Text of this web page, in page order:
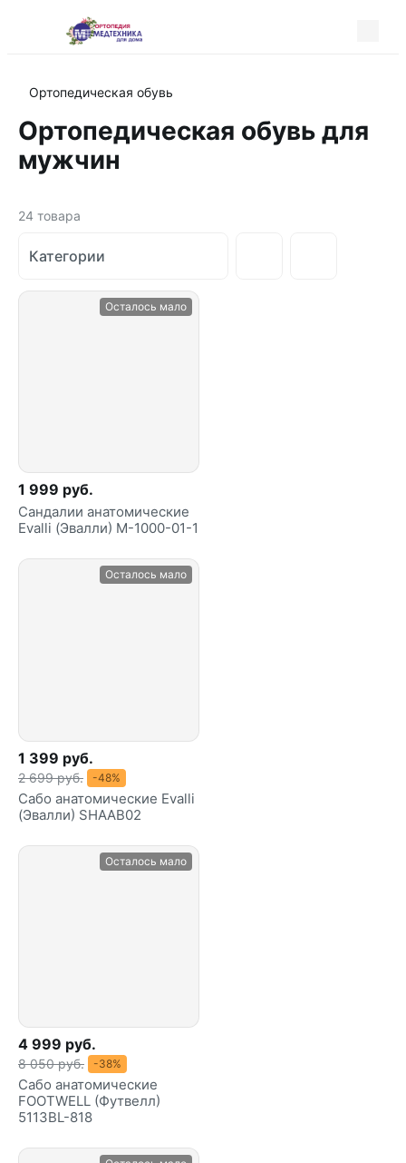
Ортопедическая обувь
Ортопедическая обувь для
мужчин
24 товара
Категории
Осталось мало
1 999 руб.
Сандалии анатомические
Evalli (Эвалли) M-1000-01-1
Осталось мало
1 399 руб.
2 699 руб. -48%
Сабо анатомические Evalli
(Эвалли) SHAAB02
Осталось мало
4 999 руб.
8 050 руб. -38%
Сабо анатомические
FOOTWELL (Футвелл)
5113BL-818